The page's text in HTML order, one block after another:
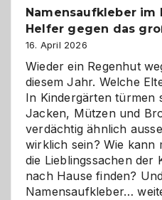
Namensaufkleber
Helfer gegen das
16. April 2026
Wieder ein Regenhut
diesem Jahr. Welche
In Kindergärten türmen
Jacken, Mützen und
verdächtig ähnlich
wirklich sein? Wie kann
die Lieblingssachen der
nach Hause finden?
Namensaufkleber…